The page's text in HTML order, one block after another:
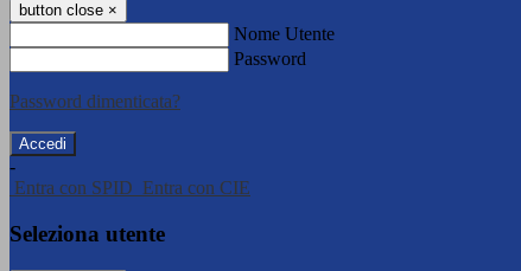
button close ×
Nome Utente
Password
Password dimenticata?
-
Entra con SPID Entra con CIE
Seleziona utente